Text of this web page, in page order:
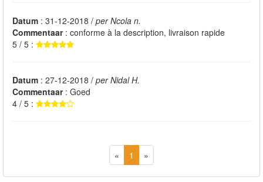
Datum : 31-12-2018 / per Ncola n.
Commentaar: conforme à la description, livraison rapide
5 / 5 :
Datum : 27-12-2018 / per Nidal H.
Commentaar: Goed
4 / 5 :
« 1 »